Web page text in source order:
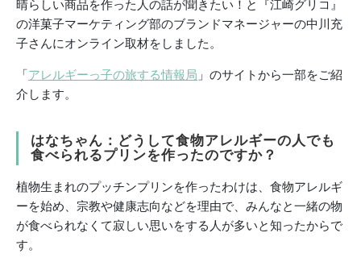
晴らしい商品を作った人の話が聞きたい！と『江崎グリコ』
の洋菓子マーケティング部のブランドマネージャーの中川充
子さんにオンライン取材をしました。
「アレルギーっ子の旅する情報局 」のサイトから一部をご紹
介します。
はなちゃん：どうして食物アレルギーの人でも
食べられるプリンを作ったのですか？
植物生まれのプッチンプリンを作ったわけは、食物アレルギ
ーを始め、宗教や健康志向などを理由で、みんなと一緒の物
が食べられなくて寂しい思いをする人が多いと知ったからで
す。